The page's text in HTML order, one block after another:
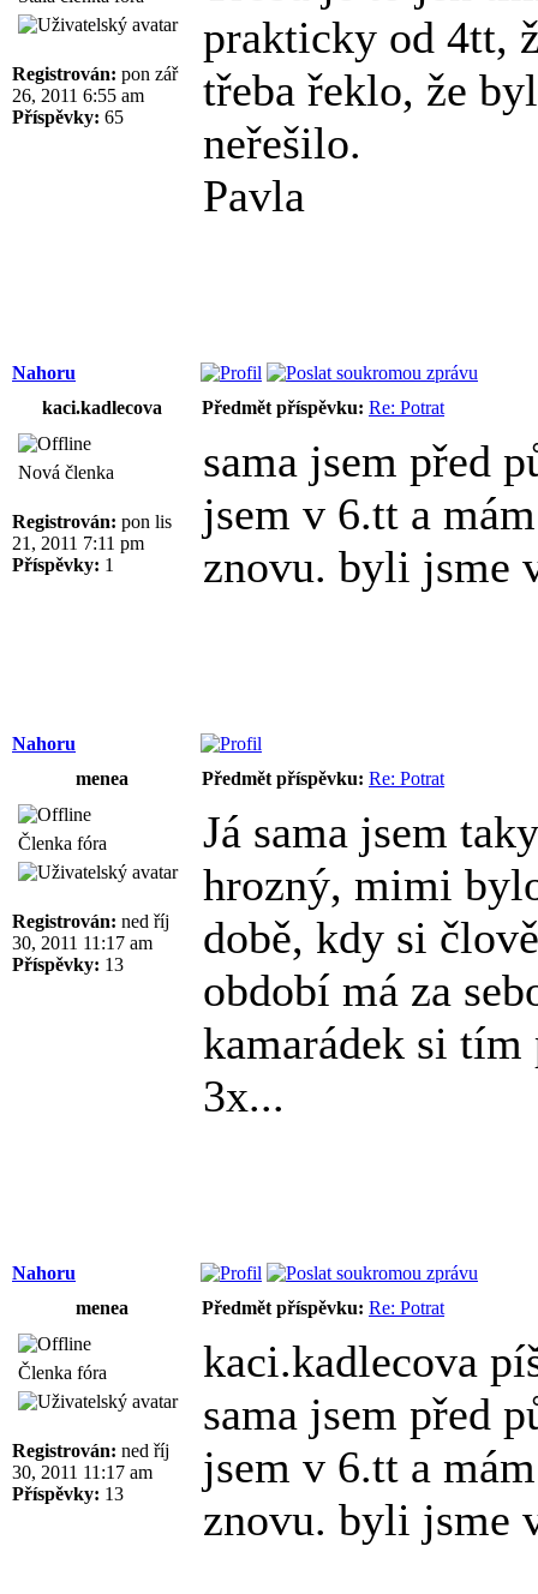
Registrován: pon zář
26, 2011 6:55 am
Příspěvky: 65
prakticky od 4tt,
třeba řeklo, že
neřešilo.
Pavla
Nahoru
kaci.kadlecova
Předmět příspěvku: Re: Potrat
Nová členka
Registrován: pon lis
21, 2011 7:11 pm
Příspěvky: 1
sama jsem před
jsem v 6.tt a
znovu. byli jsme
Nahoru
menea
Předmět příspěvku: Re: Potrat
Členka fóra
Registrován: ned říj
30, 2011 11:17 am
Příspěvky: 13
Já sama jsem
hrozný, mimi
době, kdy si
období má za
kamarádek si tím
3x...
Nahoru
menea
Předmět příspěvku: Re: Potrat
Členka fóra
Registrován: ned říj
30, 2011 11:17 am
Příspěvky: 13
kaci.kadlecova
sama jsem před
jsem v 6.tt a
znovu. byli jsme